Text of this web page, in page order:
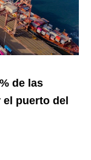
de las
puerto del